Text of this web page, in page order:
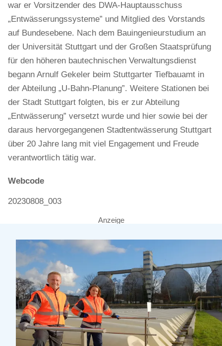
war er Vorsitzender des DWA-Hauptausschuss
„Entwässerungssysteme” und Mitglied des Vorstands
auf Bundesebene. Nach dem Bauingenieurstudium an
der Universität Stuttgart und der Großen Staatsprüfung
für den höheren bautechnischen Verwaltungsdienst
begann Arnulf Gekeler beim Stuttgarter Tiefbauamt in
der Abteilung „U-Bahn-Planung”. Weitere Stationen bei
der Stadt Stuttgart folgten, bis er zur Abteilung
„Entwässerung” versetzt wurde und hier sowie bei der
daraus hervorgegangenen Stadtentwässerung Stuttgart
über 20 Jahre lang mit viel Engagement und Freude
verantwortlich tätig war.
Webcode
20230808_003
Anzeige